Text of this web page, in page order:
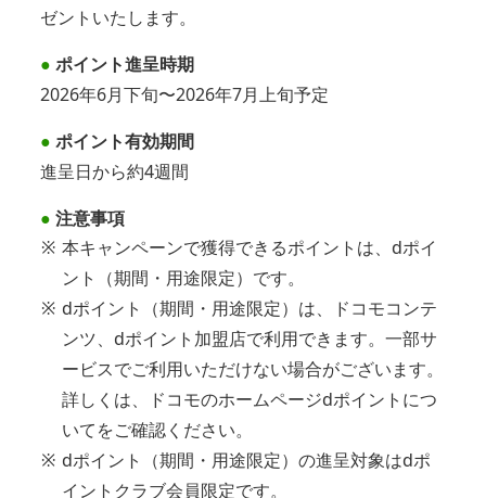
ゼントいたします。
● ポイント進呈時期
2026年6月下旬〜2026年7月上旬予定
● ポイント有効期間
進呈日から約4週間
● 注意事項
※ 本キャンペーンで獲得できるポイントは、dポイ
ント（期間・用途限定）です。
※ dポイント（期間・用途限定）は、ドコモコンテ
ンツ、dポイント加盟店で利用できます。一部サ
ービスでご利用いただけない場合がございます。
詳しくは、ドコモのホームページdポイントにつ
いてをご確認ください。
※ dポイント（期間・用途限定）の進呈対象はdポ
イントクラブ会員限定です。